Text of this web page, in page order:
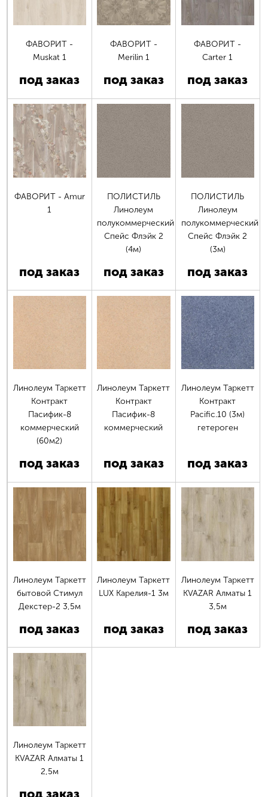
ФАВОРИТ -
Muskat 1
под заказ
ФАВОРИТ -
Merilin 1
под заказ
ФАВОРИТ -
Carter 1
под заказ
ФАВОРИТ - Amur
1
под заказ
ПОЛИСТИЛЬ
Линолеум
полукоммерческий
Спейс Флэйк 2
(4м)
под заказ
ПОЛИСТИЛЬ
Линолеум
полукоммерческий
Спейс Флэйк 2
(3м)
под заказ
Линолеум Таркетт
Контракт
Пасифик-8
коммерческий
(60м2)
под заказ
Линолеум Таркетт
Контракт
Пасифик-8
коммерческий
под заказ
Линолеум Таркетт
Контракт
Pacific.10 (3м)
гетероген
под заказ
Линолеум Таркетт
бытовой Стимул
Декстер-2 3,5м
под заказ
Линолеум Таркетт
LUX Карелия-1 3м
под заказ
Линолеум Таркетт
KVAZAR Алматы 1
3,5м
под заказ
Линолеум Таркетт
KVAZAR Алматы 1
2,5м
под заказ